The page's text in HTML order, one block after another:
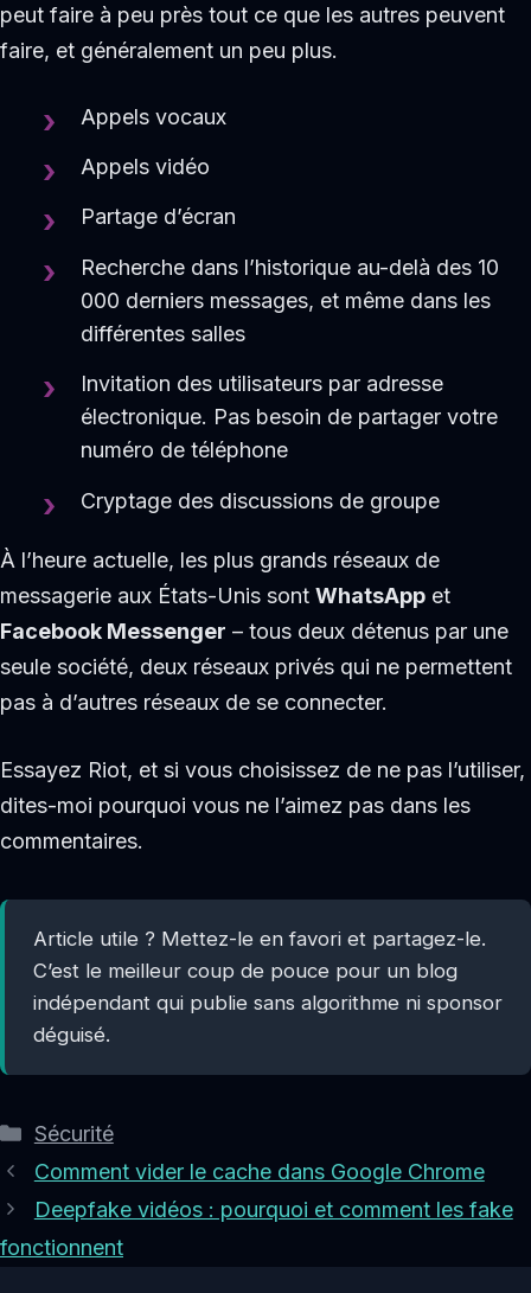
peut faire à peu près tout ce que les autres peuvent
faire, et généralement un peu plus.
Appels vocaux
Appels vidéo
Partage d’écran
Recherche dans l’historique au-delà des 10
000 derniers messages, et même dans les
différentes salles
Invitation des utilisateurs par adresse
électronique. Pas besoin de partager votre
numéro de téléphone
Cryptage des discussions de groupe
À l’heure actuelle, les plus grands réseaux de
messagerie aux États-Unis sont WhatsApp et
Facebook Messenger – tous deux détenus par une
seule société, deux réseaux privés qui ne permettent
pas à d’autres réseaux de se connecter.
Essayez Riot, et si vous choisissez de ne pas l’utiliser,
dites-moi pourquoi vous ne l’aimez pas dans les
commentaires.
Article utile ? Mettez-le en favori et partagez-le.
C’est le meilleur coup de pouce pour un blog
indépendant qui publie sans algorithme ni sponsor
déguisé.
Catégories
Sécurité
Comment vider le cache dans Google Chrome
Deepfake vidéos : pourquoi et comment les fake
fonctionnent